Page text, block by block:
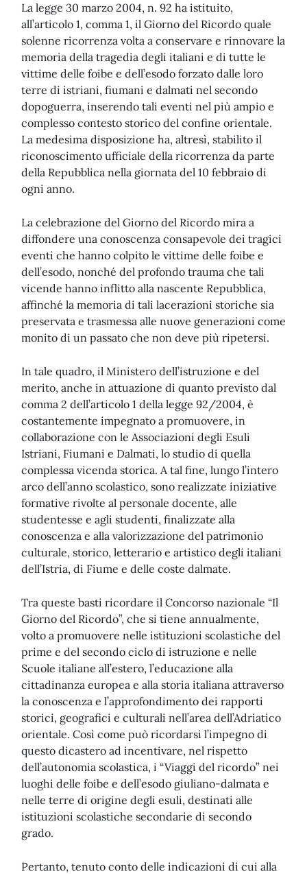
La legge 30 marzo 2004, n. 92 ha istituito,
all’articolo 1, comma 1, il Giorno del Ricordo quale
solenne ricorrenza volta a conservare e rinnovare la
memoria della tragedia degli italiani e di tutte le
vittime delle foibe e dell’esodo forzato dalle loro
terre di istriani, fiumani e dalmati nel secondo
dopoguerra, inserendo tali eventi nel più ampio e
complesso contesto storico del confine orientale.
La medesima disposizione ha, altresì, stabilito il
riconoscimento ufficiale della ricorrenza da parte
della Repubblica nella giornata del 10 febbraio di
ogni anno.
La celebrazione del Giorno del Ricordo mira a
diffondere una conoscenza consapevole dei tragici
eventi che hanno colpito le vittime delle foibe e
dell’esodo, nonché del profondo trauma che tali
vicende hanno inflitto alla nascente Repubblica,
affinché la memoria di tali lacerazioni storiche sia
preservata e trasmessa alle nuove generazioni come
monito di un passato che non deve più ripetersi.
In tale quadro, il Ministero dell’istruzione e del
merito, anche in attuazione di quanto previsto dal
comma 2 dell’articolo 1 della legge 92/2004, è
costantemente impegnato a promuovere, in
collaborazione con le Associazioni degli Esuli
Istriani, Fiumani e Dalmati, lo studio di quella
complessa vicenda storica. A tal fine, lungo l’intero
arco dell’anno scolastico, sono realizzate iniziative
formative rivolte al personale docente, alle
studentesse e agli studenti, finalizzate alla
conoscenza e alla valorizzazione del patrimonio
culturale, storico, letterario e artistico degli italiani
dell’Istria, di Fiume e delle coste dalmate.
Tra queste basti ricordare il Concorso nazionale “Il
Giorno del Ricordo”, che si tiene annualmente,
volto a promuovere nelle istituzioni scolastiche del
prime e del secondo ciclo di istruzione e nelle
Scuole italiane all’estero, l’educazione alla
cittadinanza europea e alla storia italiana attraverso
la conoscenza e l’approfondimento dei rapporti
storici, geografici e culturali nell’area dell’Adriatico
orientale. Così come può ricordarsi l’impegno di
questo dicastero ad incentivare, nel rispetto
dell’autonomia scolastica, i “Viaggi del ricordo” nei
luoghi delle foibe e dell’esodo giuliano-dalmata e
nelle terre di origine degli esuli, destinati alle
istituzioni scolastiche secondarie di secondo
grado.
Pertanto, tenuto conto delle indicazioni di cui alla